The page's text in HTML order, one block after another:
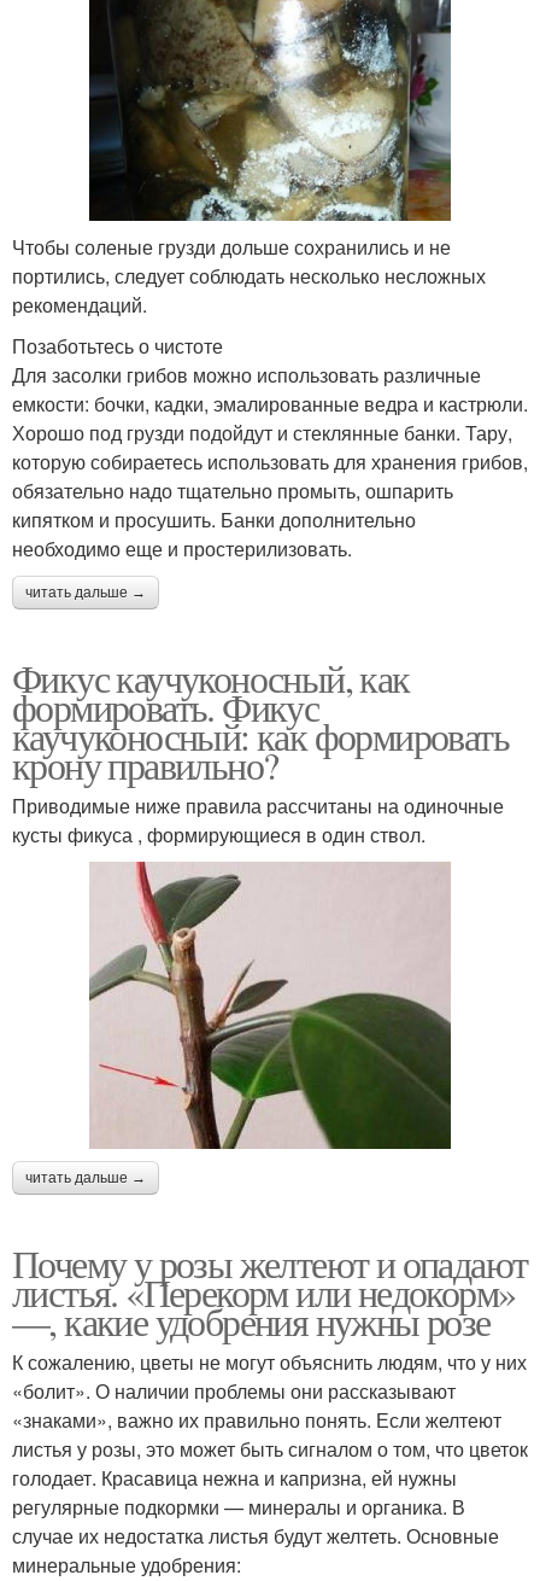
Чтобы соленые грузди дольше сохранились и не
портились, следует соблюдать несколько несложных
рекомендаций.
Позаботьтесь о чистоте
Для засолки грибов можно использовать различные
емкости: бочки, кадки, эмалированные ведра и кастрюли.
Хорошо под грузди подойдут и стеклянные банки. Тару,
которую собираетесь использовать для хранения грибов,
обязательно надо тщательно промыть, ошпарить
кипятком и просушить. Банки дополнительно
необходимо еще и простерилизовать.
читать дальше →
Фикус каучуконосный, как
формировать. Фикус
каучуконосный: как формировать
крону правильно?
Приводимые ниже правила рассчитаны на одиночные
кусты фикуса , формирующиеся в один ствол.
читать дальше →
Почему у розы желтеют и опадают
листья. «Перекорм или недокорм»
—, какие удобрения нужны розе
К сожалению, цветы не могут объяснить людям, что у них
«болит». О наличии проблемы они рассказывают
«знаками», важно их правильно понять. Если желтеют
листья у розы, это может быть сигналом о том, что цветок
голодает. Красавица нежна и капризна, ей нужны
регулярные подкормки — минералы и органика. В
случае их недостатка листья будут желтеть. Основные
минеральные удобрения: